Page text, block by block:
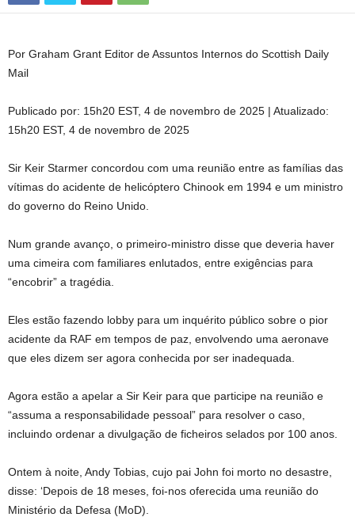
Por Graham Grant Editor de Assuntos Internos do Scottish Daily
Mail
Publicado por: 15h20 EST, 4 de novembro de 2025 | Atualizado:
15h20 EST, 4 de novembro de 2025
Sir Keir Starmer concordou com uma reunião entre as famílias das
vítimas do acidente de helicóptero Chinook em 1994 e um ministro
do governo do Reino Unido.
Num grande avanço, o primeiro-ministro disse que deveria haver
uma cimeira com familiares enlutados, entre exigências para
“encobrir” a tragédia.
Eles estão fazendo lobby para um inquérito público sobre o pior
acidente da RAF em tempos de paz, envolvendo uma aeronave
que eles dizem ser agora conhecida por ser inadequada.
Agora estão a apelar a Sir Keir para que participe na reunião e
“assuma a responsabilidade pessoal” para resolver o caso,
incluindo ordenar a divulgação de ficheiros selados por 100 anos.
Ontem à noite, Andy Tobias, cujo pai John foi morto no desastre,
disse: ‘Depois de 18 meses, foi-nos oferecida uma reunião do
Ministério da Defesa (MoD).